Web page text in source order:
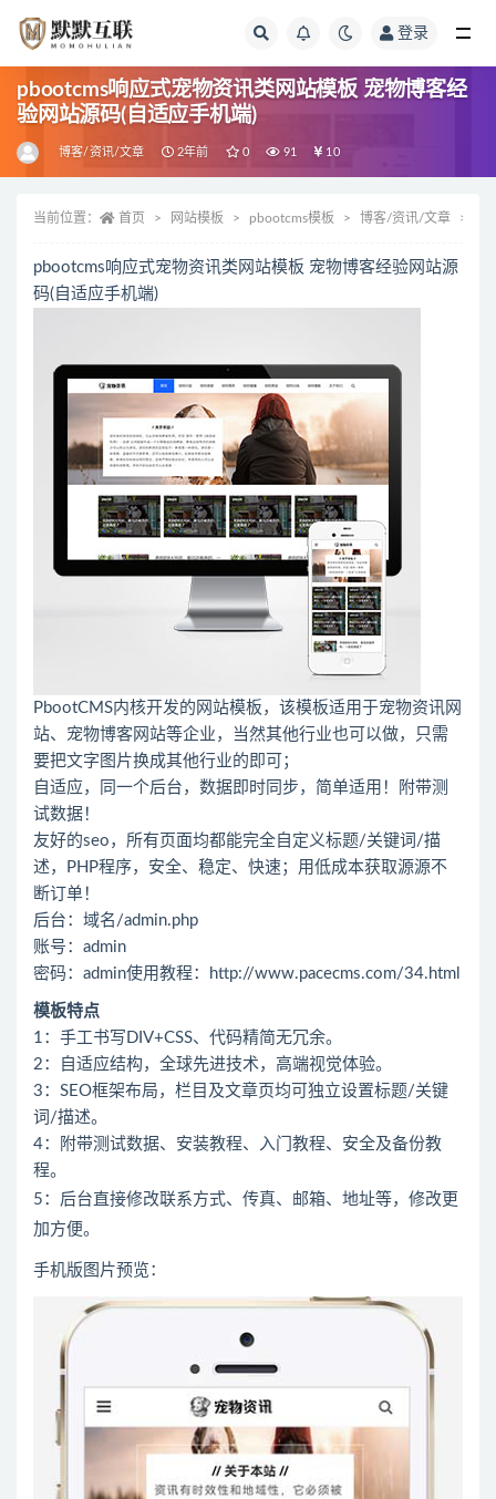
登录
pbootcms响应式宠物资讯类网站模板 宠物博客经
验网站源码(自适应手机端)
博客/资讯/文章 2年前 0 91 10
当前位置： 首页 网站模板 pbootcms模板 博客/资讯/文章
pbootcms响应式宠物资讯类网站模板 宠物博客经验网站源
码(自适应手机端)
PbootCMS内核开发的网站模板，该模板适用于宠物资讯网
站、宠物博客网站等企业，当然其他行业也可以做，只需
要把文字图片换成其他行业的即可；
自适应，同一个后台，数据即时同步，简单适用！附带测
试数据！
友好的seo，所有页面均都能完全自定义标题/关键词/描
述，PHP程序，安全、稳定、快速；用低成本获取源源不
断订单！
后台：域名/admin.php
账号：admin
密码：admin使用教程：
http://www.pacecms.com/34.html
模板特点
1：手工书写DIV+CSS、代码精简无冗余。
2：自适应结构，全球先进技术，高端视觉体验。
3：SEO框架布局，栏目及文章页均可独立设置标题/关键
词/描述。
4：附带测试数据、安装教程、入门教程、安全及备份教
程。
5：后台直接修改联系方式、传真、邮箱、地址等，修改更
加方便。
手机版图片预览：